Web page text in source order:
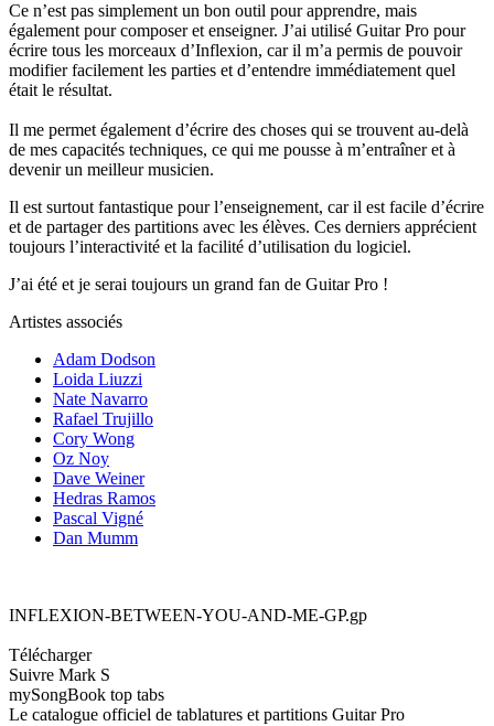
Ce n’est pas simplement un bon outil pour apprendre, mais
également pour composer et enseigner. J’ai utilisé Guitar Pro pour
écrire tous les morceaux d’Inflexion, car il m’a permis de pouvoir
modifier facilement les parties et d’entendre immédiatement quel
était le résultat.
Il me permet également d’écrire des choses qui se trouvent au-delà
de mes capacités techniques, ce qui me pousse à m’entraîner et à
devenir un meilleur musicien.
Il est surtout fantastique pour l’enseignement, car il est facile d’écrire
et de partager des partitions avec les élèves. Ces derniers apprécient
toujours l’interactivité et la facilité d’utilisation du logiciel.
J’ai été et je serai toujours un grand fan de Guitar Pro !
Artistes associés
Adam Dodson
Loida Liuzzi
Nate Navarro
Rafael Trujillo
Cory Wong
Oz Noy
Dave Weiner
Hedras Ramos
Pascal Vigné
Dan Mumm
INFLEXION-BETWEEN-YOU-AND-ME-GP.gp
Télécharger
Suivre Mark S
mySongBook top tabs
Le catalogue officiel de tablatures et partitions Guitar Pro